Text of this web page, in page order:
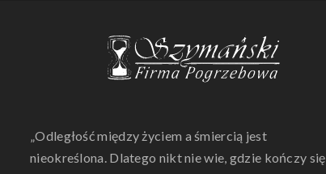
„Odległość między życiem a śmiercią jest
nieokreślona. Dlatego nikt nie wie, gdzie kończy się